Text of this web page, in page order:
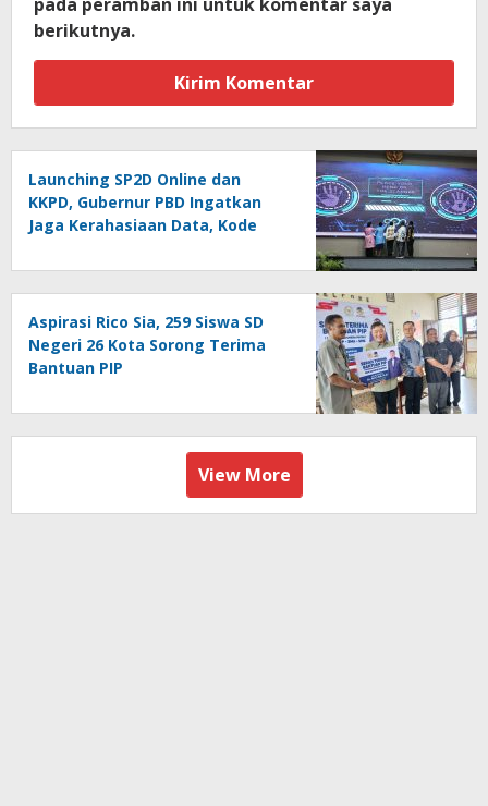
berikutnya.
Launching SP2D Online dan
KKPD, Gubernur PBD Ingatkan
Jaga Kerahasiaan Data, Kode
Aspirasi Rico Sia, 259 Siswa SD
Negeri 26 Kota Sorong Terima
Bantuan PIP
View More